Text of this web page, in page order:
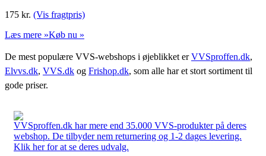
175 kr. (Vis fragtpris)
Læs mere »Køb nu »
De mest populære VVS-webshops i øjeblikket erVVSproffen.dk,
Elvvs.dk, VVS.dk og Frishop.dk, som alle har et stort sortiment til
gode priser.
VVSproffen.dk har mere end 35.000 VVS-produkter på deres
webshop. De tilbyder nem returnering og 1-2 dages levering.
Klik her for at se deres udvalg.